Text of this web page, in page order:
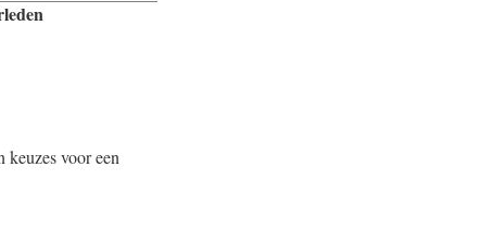
keuzes voor een